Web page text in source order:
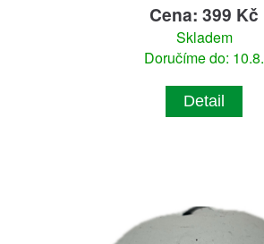
Cena: 399 Kč
Skladem
Doručíme do: 10.8.
Detail